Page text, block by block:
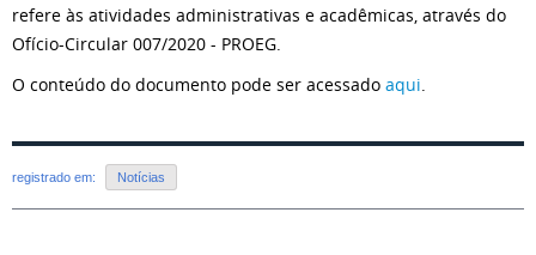
refere às atividades administrativas e acadêmicas, através do
Ofício-Circular 007/2020 - PROEG.
O conteúdo do documento pode ser acessado aqui.
registrado em: Notícias